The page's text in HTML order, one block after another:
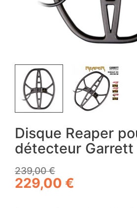
Disque Reaper
détecteur Garrett
239,00 €
229,00 €